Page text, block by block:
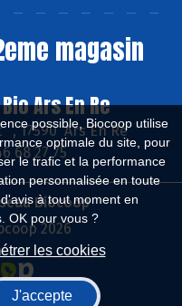
possible, Biocoop utilise
optimale du site, pour
le trafic et la performance
personnalisée en toute
à tout moment en
OK pour vous ?
les cookies
J'accepte
magasin
Ars En Re
, 17590 Ars En Ré
68 27 75
Biocoop
2026